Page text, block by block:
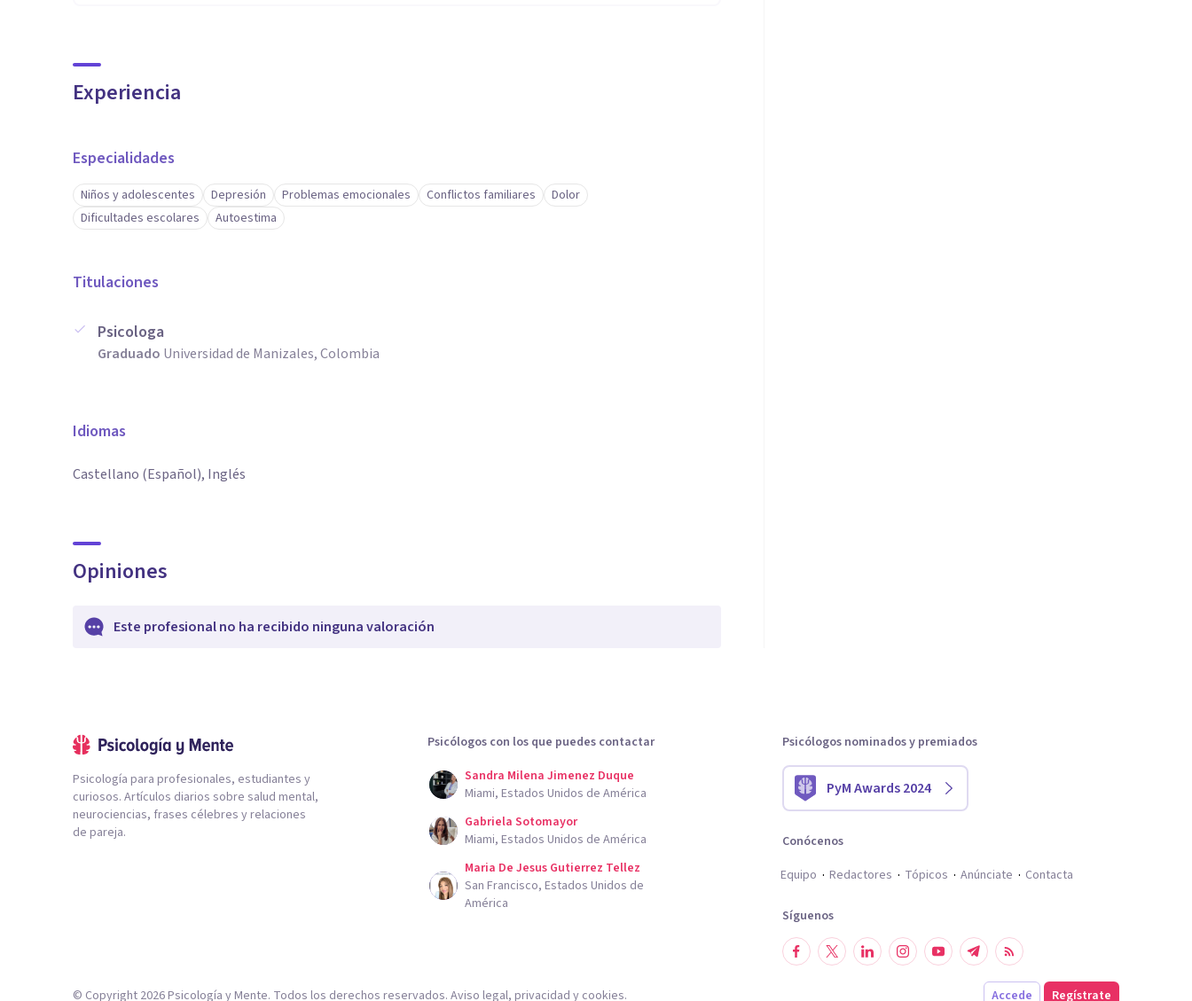
Experiencia
Especialidades
Niños y adolescentes Depresión Problemas emocionales Conflictos familiares
Dolor
Dificultades escolares
Autoestima
Titulaciones
Psicologa
Graduado Universidad de Manizales, Colombia
Idiomas
Castellano (Español), Inglés
Opiniones
Este profesional no ha recibido ninguna valoración
Psicología para profesionales, estudiantes y
curiosos. Artículos diarios sobre salud mental,
neurociencias, frases célebres y relaciones
de pareja.
Psicólogos con los que puedes contactar
Sandra Milena Jimenez Duque
Miami, Estados Unidos de América
Gabriela Sotomayor
Miami, Estados Unidos de América
Maria De Jesus Gutierrez Tellez
San Francisco, Estados Unidos de
América
Psicólogos nominados y premiados
PyM Awards 2024
Conócenos
Equipo
Redactores Tópicos Anúnciate Contacta
Síguenos
Accede Regístrate
© Copyright 2026Psicología y Mente. Todos los derechos reservados. Aviso legal, privacidad y cookies.